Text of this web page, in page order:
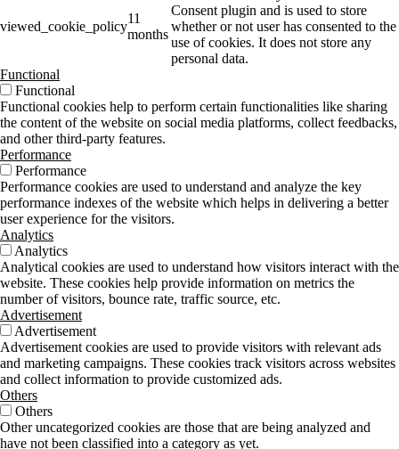
viewed_cookie_policy
11
months
Consent plugin and is used to store
whether or not user has consented to the
use of cookies. It does not store any
personal data.
Functional
Functional
Functional cookies help to perform certain functionalities like sharing
the content of the website on social media platforms, collect feedbacks,
and other third-party features.
Performance
Performance
Performance cookies are used to understand and analyze the key
performance indexes of the website which helps in delivering a better
user experience for the visitors.
Analytics
Analytics
Analytical cookies are used to understand how visitors interact with the
website. These cookies help provide information on metrics the
number of visitors, bounce rate, traffic source, etc.
Advertisement
Advertisement
Advertisement cookies are used to provide visitors with relevant ads
and marketing campaigns. These cookies track visitors across websites
and collect information to provide customized ads.
Others
Others
Other uncategorized cookies are those that are being analyzed and
have not been classified into a category as yet.